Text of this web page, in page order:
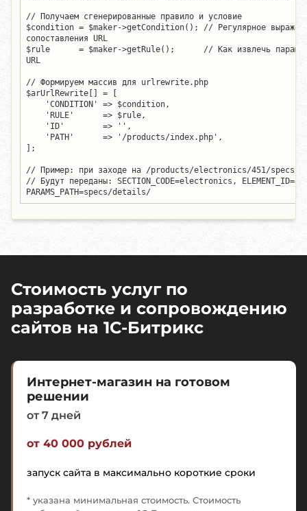
// Получаем сгенерированные правило и условие
$condition = $maker->getCondition(); // Регулярное
сопоставления URL
$rule      = $maker->getRule();      // Как извлечь
URL
// Формируем массив для urlrewrite.php
$arUrlRewrite[] = [
'CONDITION' => $condition,
'RULE'      => $rule,
'ID'        => '',
'PATH'      => '/products/index.php',
];
// Пример: при заходе на /products/electronics/451/specs/
// Будут переданы: SECTION_CODE=electronics,
PARAMS_PATH=specs/details/
Стоимость услуг по
разработке и сопровождению
сайтов на 1C-Битрикс
Интернет-магазин на готовом
решении
от 7 дней
от 40 000 рублей
запуск сайта в максимально короткие сроки
* указана минимальная стоимость. Стоимость